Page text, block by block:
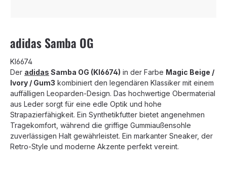
adidas Samba OG
KI6674
Der adidas Samba OG (KI6674) in der Farbe Magic Beige /
Ivory / Gum3 kombiniert den legendären Klassiker mit einem
auffälligen Leoparden-Design. Das hochwertige Obermaterial
aus Leder sorgt für eine edle Optik und hohe
Strapazierfähigkeit. Ein Synthetikfutter bietet angenehmen
Tragekomfort, während die griffige Gummiaußensohle
zuverlässigen Halt gewährleistet. Ein markanter Sneaker, der
Retro-Style und moderne Akzente perfekt vereint.